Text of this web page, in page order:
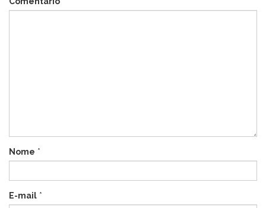
Nome *
E-mail *